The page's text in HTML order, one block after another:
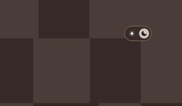
淺色模式
深色模式